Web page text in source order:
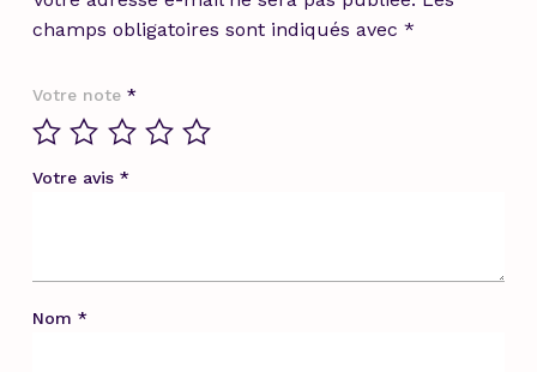
champs obligatoires sont indiqués avec *
Votre note *
Votre avis *
Nom *